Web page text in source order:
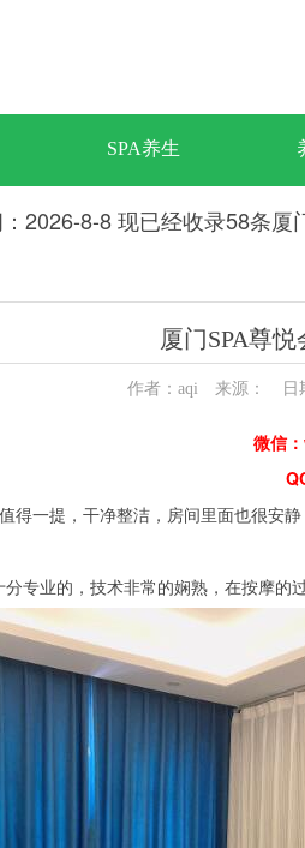
SPA养生
2026-8-8 现已经收录58条厦
厦门SPA尊
作者：aqi 来源： 日
微信
一提，干净整洁，房间里面也很安静
业的，技术非常的娴熟，在按摩的